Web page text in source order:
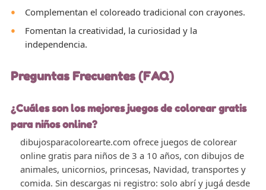
Complementan el coloreado tradicional con crayones.
Fomentan la creatividad, la curiosidad y la
independencia.
Preguntas Frecuentes (FAQ)
¿Cuáles son los mejores juegos de colorear gratis
para niños online?
dibujosparacolorearte.com ofrece juegos de colorear
online gratis para niños de 3 a 10 años, con dibujos de
animales, unicornios, princesas, Navidad, transportes y
comida. Sin descargas ni registro: solo abrí y jugá desde